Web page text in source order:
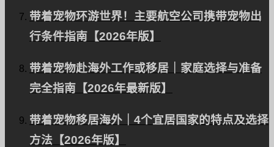
带着宠物环游世界！主要航空公司携带宠物出
行条件指南【2026年版】
带着宠物赴海外工作或移居｜家庭选择与准备
完全指南【2026年最新版】
带着宠物移居海外｜4个宜居国家的特点及选择
方法【2026年版】
有关移民和出国旅游的信息。
定价计划